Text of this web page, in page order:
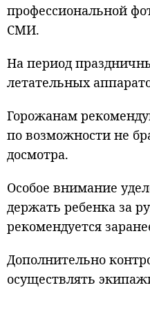
профессиональной
СМИ.
На период
летательных
Горожанам
по возможности не
досмотра.
Особое внимание
держать ребенка за
рекомендуется
Дополнительно
осуществлять